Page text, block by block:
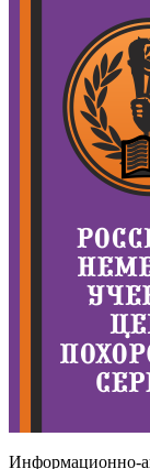
Информационно-